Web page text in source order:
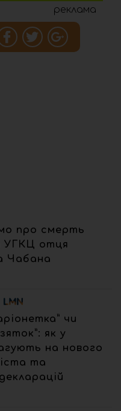
реклама
про смерть
УГКЦ отця
Чабана
чи
як у
на нового
та